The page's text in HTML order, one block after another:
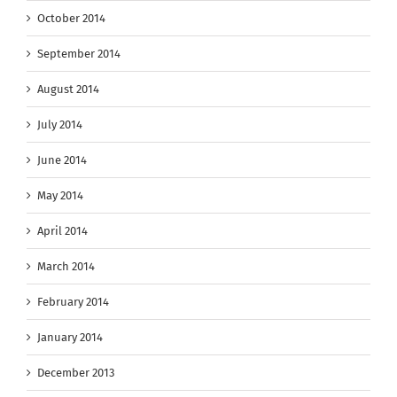
October 2014
September 2014
August 2014
July 2014
June 2014
May 2014
April 2014
March 2014
February 2014
January 2014
December 2013